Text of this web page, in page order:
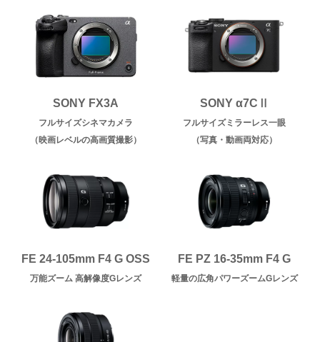
SONY FX3A
フルサイズシネマカメラ
（映画レベルの高画質撮影）
SONY α7CⅡ
フルサイズミラーレス一眼
（写真・動画両対応）
FE 24-105mm F4 G OSS
万能ズーム 高解像度Gレンズ
FE PZ 16-35mm F4 G
軽量の広角パワーズームGレンズ